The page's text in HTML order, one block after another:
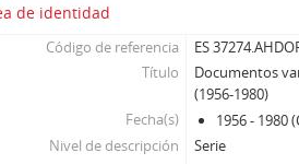
de identidad
Código de referencia
ES
Título
Documentos
(1956-1980)
Fecha(s)
1956 - 1980
Nivel de descripción
Serie